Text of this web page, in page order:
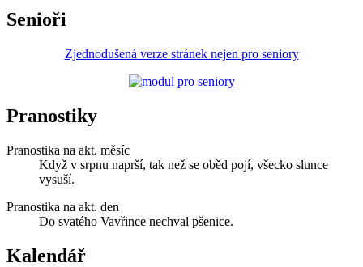
Senioři
Zjednodušená verze stránek nejen pro seniory
Pranostiky
Pranostika na akt. měsíc
Když v srpnu naprší, tak než se oběd pojí, všecko slunce
vysuší.
Pranostika na akt. den
Do svatého Vavřince nechval pšenice.
Kalendář